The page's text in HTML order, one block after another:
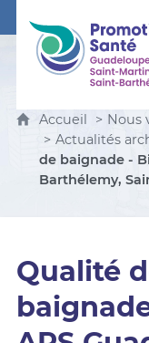
Promotion
Accueil Nous
Actualités
de baignade -
Barthélemy,
Qualité